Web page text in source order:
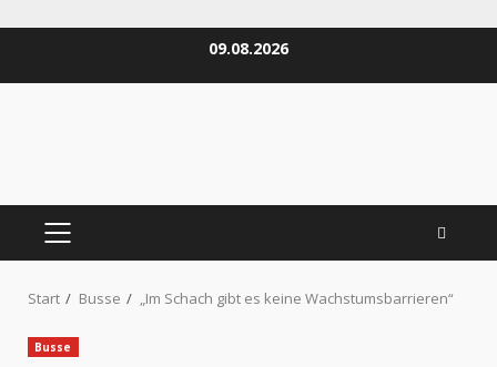
09.08.2026
PRIMÄRES
Start Busse „Im Schach gibt es keine Wachstumsbarrieren“
Busse